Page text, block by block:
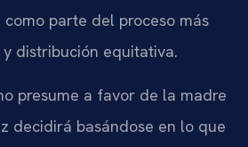
parte del proceso más
distribución equitativa.
presume a favor de la madre
decidirá basándose en lo que